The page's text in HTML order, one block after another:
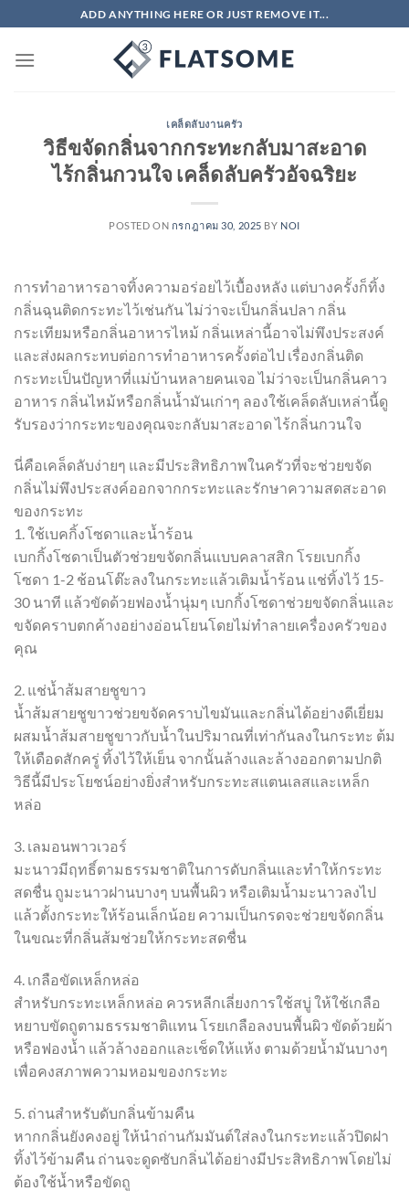
ไป
ADD ANYTHING HERE OR JUST REMOVE IT...
เคล็ดลับงานครัว
วิธีขจัดกลิ่นจากกระทะกลับมาสะอาด
ไร้กลิ่นกวนใจ เคล็ดลับครัวอัจฉริยะ
POSTED ON กรกฎาคม 30, 2025 BY NOI
การทำอาหารอาจทิ้งความอร่อยไว้เบื้องหลัง แต่บางครั้งก็ทิ้ง
กลิ่นฉุนติดกระทะไว้เช่นกัน ไม่ว่าจะเป็นกลิ่นปลา กลิ่น
กระเทียมหรือกลิ่นอาหารไหม้ กลิ่นเหล่านี้อาจไม่พึงประสงค์
และส่งผลกระทบต่อการทำอาหารครั้งต่อไป เรื่องกลิ่นติด
กระทะเป็นปัญหาที่แม่บ้านหลายคนเจอ ไม่ว่าจะเป็นกลิ่นคาว
อาหาร กลิ่นไหม้หรือกลิ่นน้ำมันเก่าๆ ลองใช้เคล็ดลับเหล่านี้ดู
รับรองว่ากระทะของคุณจะกลับมาสะอาด ไร้กลิ่นกวนใจ
นี่คือเคล็ดลับง่ายๆ และมีประสิทธิภาพในครัวที่จะช่วยขจัด
กลิ่นไม่พึงประสงค์ออกจากกระทะและรักษาความสดสะอาด
ของกระทะ
1. ใช้เบคกิ้งโซดาและน้ำร้อน
เบกกิ้งโซดาเป็นตัวช่วยขจัดกลิ่นแบบคลาสสิก โรยเบกกิ้ง
โซดา 1-2 ช้อนโต๊ะลงในกระทะแล้วเติมน้ำร้อน แช่ทิ้งไว้ 15-
30 นาที แล้วขัดด้วยฟองน้ำนุ่มๆ เบกกิ้งโซดาช่วยขจัดกลิ่นและ
ขจัดคราบตกค้างอย่างอ่อนโยนโดยไม่ทำลายเครื่องครัวของ
คุณ
2. แช่น้ำส้มสายชูขาว
น้ำส้มสายชูขาวช่วยขจัดคราบไขมันและกลิ่นได้อย่างดีเยี่ยม
ผสมน้ำส้มสายชูขาวกับน้ำในปริมาณที่เท่ากันลงในกระทะ ต้ม
ให้เดือดสักครู่ ทิ้งไว้ให้เย็น จากนั้นล้างและล้างออกตามปกติ
วิธีนี้มีประโยชน์อย่างยิ่งสำหรับกระทะสแตนเลสและเหล็ก
หล่อ
3. เลมอนพาวเวอร์
มะนาวมีฤทธิ์ตามธรรมชาติในการดับกลิ่นและทำให้กระทะ
สดชื่น ถูมะนาวฝานบางๆ บนพื้นผิว หรือเติมน้ำมะนาวลงไป
แล้วตั้งกระทะให้ร้อนเล็กน้อย ความเป็นกรดจะช่วยขจัดกลิ่น
ในขณะที่กลิ่นส้มช่วยให้กระทะสดชื่น
4. เกลือขัดเหล็กหล่อ
สำหรับกระทะเหล็กหล่อ ควรหลีกเลี่ยงการใช้สบู่ ให้ใช้เกลือ
หยาบขัดถูตามธรรมชาติแทน โรยเกลือลงบนพื้นผิว ขัดด้วยผ้า
หรือฟองน้ำ แล้วล้างออกและเช็ดให้แห้ง ตามด้วยน้ำมันบางๆ
เพื่อคงสภาพความหอมของกระทะ
5. ถ่านสำหรับดับกลิ่นข้ามคืน
หากกลิ่นยังคงอยู่ ให้นำถ่านกัมมันต์ใส่ลงในกระทะแล้วปิดฝา
ทิ้งไว้ข้ามคืน ถ่านจะดูดซับกลิ่นได้อย่างมีประสิทธิภาพโดยไม่
ต้องใช้น้ำหรือขัดถู